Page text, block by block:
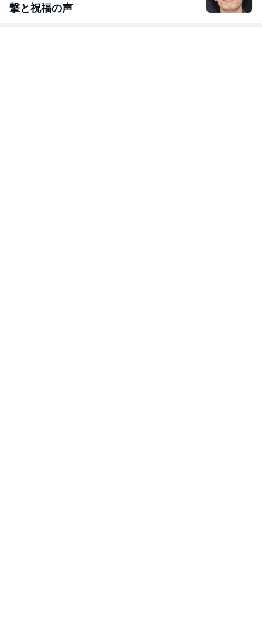
撃と祝福の声